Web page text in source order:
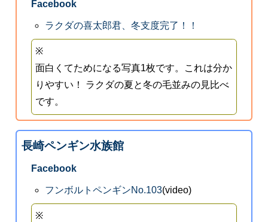
Facebook
ラクダの喜太郎君、冬支度完了！！
※
面白くてためになる写真1枚です。これは分か
りやすい！ ラクダの夏と冬の毛並みの見比べ
です。
長崎ペンギン水族館
Facebook
フンボルトペンギンNo.103(video)
※